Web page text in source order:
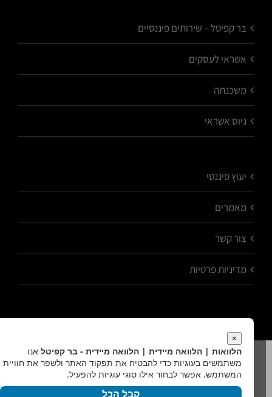
בר קפיטל – שירותים פיננסיים
אשראי לעסקים
משכנתה
גיוס אשראי
יעוץ פיננסי
מאמרים
צור קשר
מדיניות פרטיות
כל הזכויות שמורות לבר קפיטל - שירותים פיננסיים
נוצר על ידיAtarimTR
הלוואות | הלוואה מיידית | הלוואה מיידית - בר קפיטלאנו
משתמשים בעוגיות כדי להבטיח את תפקוד האתר ולשפר את חוויית
המשתמש. אפשר לבחור אילו סוגי עוגיות להפעיל.
קבל הכל